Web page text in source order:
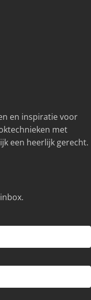
en inspiratie voor
met
een heerlijk gerecht.